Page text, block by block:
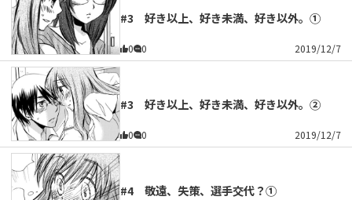
#3 好き以上、好き未満、好き以外。①
0 0 2019/12/7
#3 好き以上、好き未満、好き以外。②
0 0 2019/12/7
#4 敬遠、失策、選手交代？①